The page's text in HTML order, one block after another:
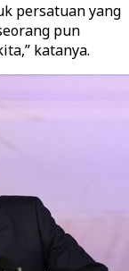
persatuan yang
pun
katanya.